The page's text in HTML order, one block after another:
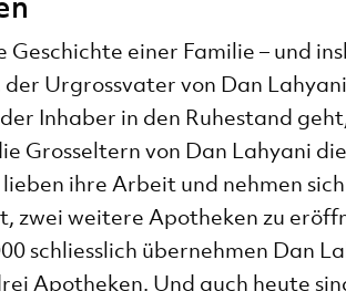
Geschichte einer Familie – und
Urgrossvater von Dan
Inhaber in den Ruhestand
Grosseltern von Dan Lahyani
ihre Arbeit und nehmen
zwei weitere Apotheken zu
schliesslich übernehmen Dan
Apotheken. Und auch heute